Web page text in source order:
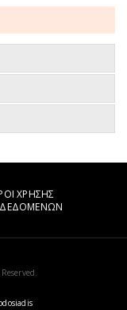
ΧΡΗΣΗΣ
ΔΕΔΟΜΕΝΩΝ